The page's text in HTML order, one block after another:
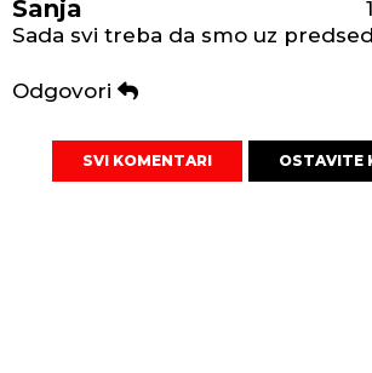
Sanja
Sada svi treba da smo uz
Odgovori
SVI KOMENTARI OSTAVITE